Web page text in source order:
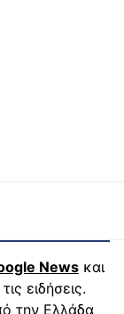
News και
ειδήσεις.
την Ελλάδα